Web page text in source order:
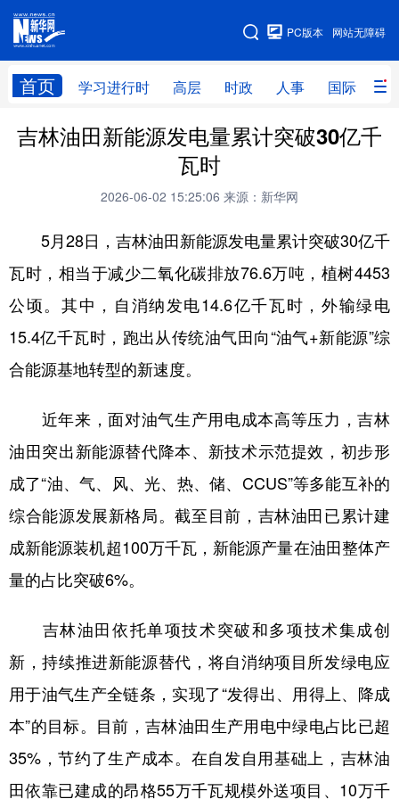
网站无障碍
PC版本
首页 学习进行时 高层 时政 人事 国际 财
网站地图
学习进行时 高层 时政 人事
全球连线
科技 科创 量子 体育
文化 书画 健康 军事
法律 中央文件
学术中国 乡村振兴 溯源中国
彩票 娱乐 时尚 悦读
公益 一带一路 亚太网 上市公司
文化产业
地方频道
北京 天津 河北 山西
辽宁 吉林 上海 江苏
浙江 安徽 福建 江西
吉林油田新能源发电量累计突破30亿千
瓦时
2026-06-02 15:25:06 来源：新华网
5月28日，吉林油田新能源发电量累计突破30亿千
瓦时，相当于减少二氧化碳排放76.6万吨，植树4453
公顷。其中，自消纳发电14.6亿千瓦时，外输绿电
15.4亿千瓦时，跑出从传统油气田向“油气+新能源”综
合能源基地转型的新速度。
近年来，面对油气生产用电成本高等压力，吉林
油田突出新能源替代降本、新技术示范提效，初步形
成了“油、气、风、光、热、储、CCUS”等多能互补的
综合能源发展新格局。截至目前，吉林油田已累计建
成新能源装机超100万千瓦，新能源产量在油田整体产
量的占比突破6%。
吉林油田依托单项技术突破和多项技术集成创
新，持续推进新能源替代，将自消纳项目所发绿电应
用于油气生产全链条，实现了“发得出、用得上、降成
本”的目标。目前，吉林油田生产用电中绿电占比已超
35%，节约了生产成本。在自发自用基础上，吉林油
田依靠已建成的昂格55万千瓦规模外送项目、10万千